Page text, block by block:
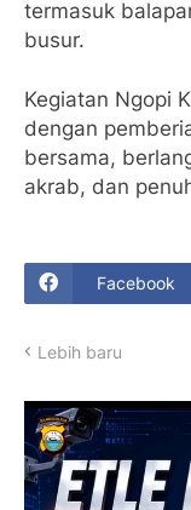
termasuk
busur.
Kegiatan Ngopi
dengan
bersama,
akrab, dan
Facebook
Lebih baru